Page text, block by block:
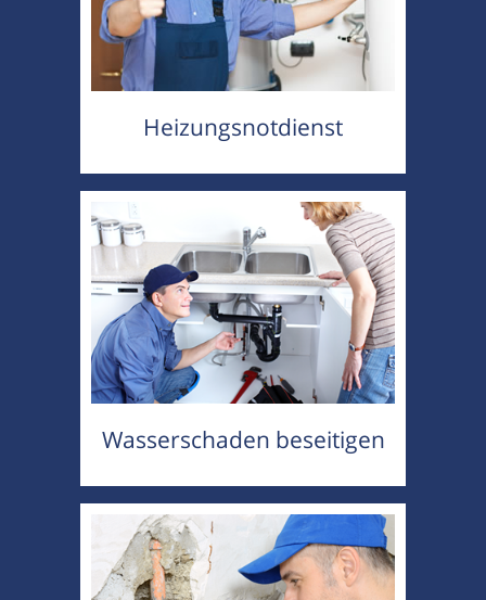
Heizungsnotdienst
Wasserschaden beseitigen